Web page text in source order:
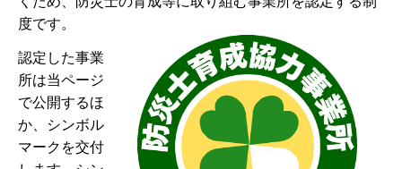
度です。
認定した事業
所は当ページ
で公開するほ
か、シンボル
マークを交付